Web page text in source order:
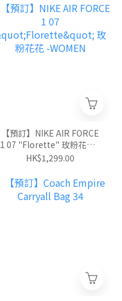
【預訂】NIKE AIR FORCE
1 07 "Florette" 玫粉花花 -
WOMEN
HK$1,299.00